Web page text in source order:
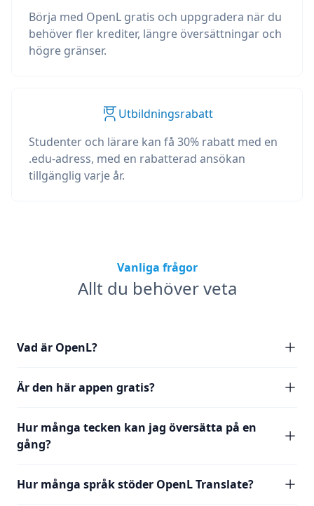
Börja med OpenL gratis och uppgradera när du
behöver fler krediter, längre översättningar och
högre gränser.
Utbildningsrabatt
Studenter och lärare kan få 30% rabatt med en
.edu-adress, med en rabatterad ansökan
tillgänglig varje år.
Vanliga frågor
Allt du behöver veta
Vad är OpenL?
Är den här appen gratis?
Hur många tecken kan jag översätta på en
gång?
Hur många språk stöder OpenL Translate?